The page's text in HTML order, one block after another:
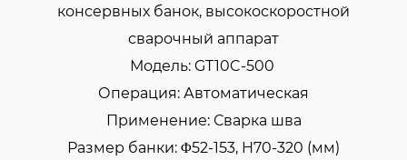
консервных банок, высокоскоростной
сварочный аппарат
Модель: GT10C-500
Операция: Автоматическая
Применение: Сварка шва
Размер банки: Φ52-153, H70-320 (мм)